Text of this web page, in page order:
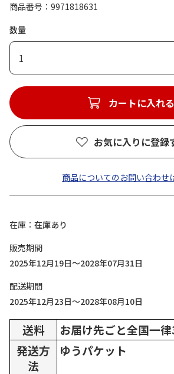
商品番号
9971818631
数量
1
カートに入れる
お気に入りに登録
商品についてのお問い合わせ
在庫
在庫あり
販売期間
2025年12月19日～2028年07月31日
配送期間
2025年12月23日～2028年08月10日
送料
お届け先ごと全国一律
発送方
法
ゆうパケット